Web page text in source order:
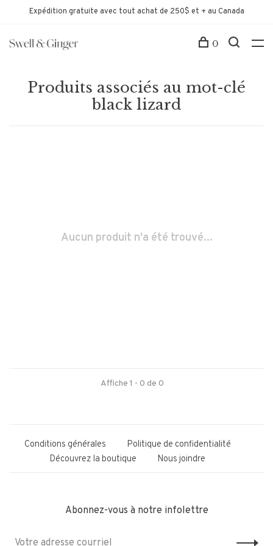
Expédition gratuite avec tout achat de 250$ et + au Canada
0
Produits associés au mot-clé
black lizard
Aucun produit n'a été trouvé...
Affiche 1 - 0 de 0
Conditions générales
Politique de confidentialité
Découvrez la boutique
Nous joindre
Abonnez-vous à notre infolettre